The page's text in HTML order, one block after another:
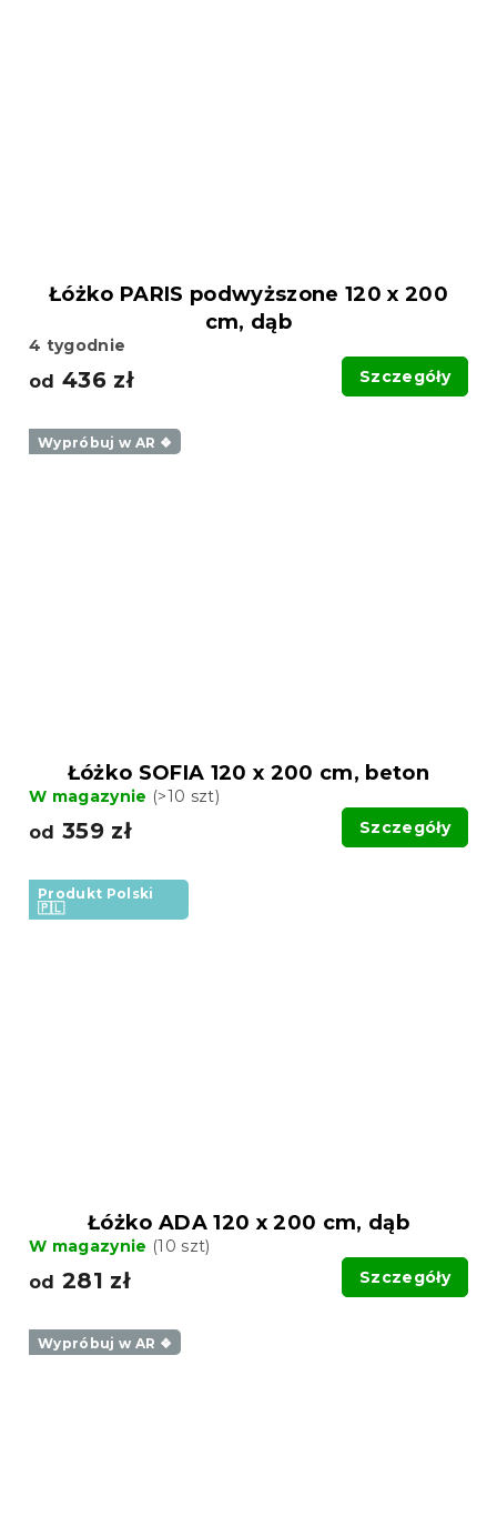
Łóżko PARIS podwyższone 120 x 200
cm, dąb
4 tygodnie
od 436 zł Szczegóły
Wypróbuj w AR ❖
Łóżko SOFIA 120 x 200 cm, beton
W magazynie (>10 szt)
od 359 zł Szczegóły
Produkt Polski
🇵🇱
Łóżko ADA 120 x 200 cm, dąb
W magazynie (10 szt)
od 281 zł Szczegóły
Wypróbuj w AR ❖